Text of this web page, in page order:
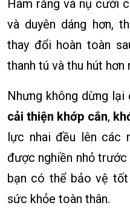
Hàm răng và nụ cười
và duyên dáng hơn,
thay đổi hoàn toàn
thanh tú và thu hút hơn
Nhưng không dừng
cải thiện khớp cắn,
lực nhai đều lên các
được nghiền nhỏ
bạn có thể bảo vệ
sức khỏe toàn thân.